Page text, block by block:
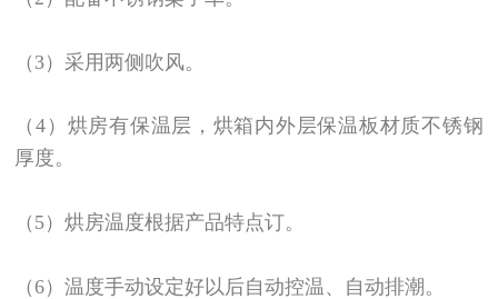
（3）采用两侧吹风。
（4）烘房有保温层，烘箱内外层保温板材质不锈钢
厚度。
（5）烘房温度根据产品特点订。
（6）温度手动设定好以后自动控温、自动排潮。